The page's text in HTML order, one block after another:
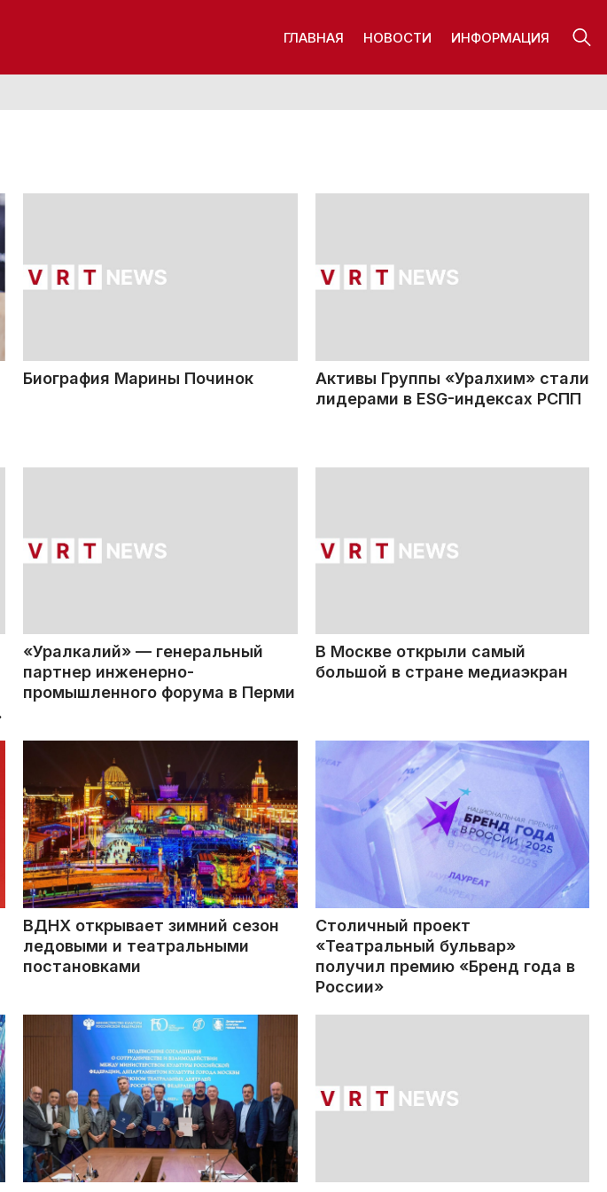
ГЛАВНАЯ НОВОСТИ ИНФОРМАЦИЯ
Биография Марины Починок
Активы Группы «Уралхим» стали
лидерами в ESG-индексах РСПП
«Уралкалий» — генеральный
партнер инженерно-
промышленного форума в Перми
В Москве открыли самый
большой в стране медиаэкран
ВДНХ открывает зимний сезон
ледовыми и театральными
постановками
Столичный проект
«Театральный бульвар»
получил премию «Бренд года в
России»